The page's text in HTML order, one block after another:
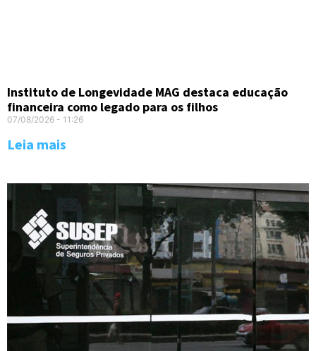
Instituto de Longevidade MAG destaca educação
financeira como legado para os filhos
07/08/2026 11:26
Leia mais